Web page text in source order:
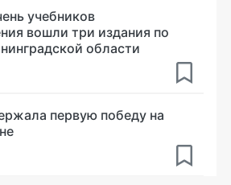
учебников
вошли три издания по
области
первую победу на